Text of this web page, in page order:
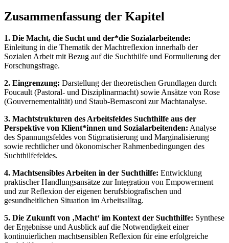
Zusammenfassung der Kapitel
1. Die Macht, die Sucht und der*die Sozialarbeitende:
Einleitung in die Thematik der Machtreflexion innerhalb der
Sozialen Arbeit mit Bezug auf die Suchthilfe und Formulierung der
Forschungsfrage.
2. Eingrenzung: Darstellung der theoretischen Grundlagen durch
Foucault (Pastoral- und Disziplinarmacht) sowie Ansätze von Rose
(Gouvernementalität) und Staub-Bernasconi zur Machtanalyse.
3. Machtstrukturen des Arbeitsfeldes Suchthilfe aus der
Perspektive von Klient*innen und Sozialarbeitenden: Analyse
des Spannungsfeldes von Stigmatisierung und Marginalisierung
sowie rechtlicher und ökonomischer Rahmenbedingungen des
Suchthilfefeldes.
4. Machtsensibles Arbeiten in der Suchthilfe: Entwicklung
praktischer Handlungsansätze zur Integration von Empowerment
und zur Reflexion der eigenen berufsbiografischen und
gesundheitlichen Situation im Arbeitsalltag.
5. Die Zukunft von ‚Macht‘ im Kontext der Suchthilfe: Synthese
der Ergebnisse und Ausblick auf die Notwendigkeit einer
kontinuierlichen machtsensiblen Reflexion für eine erfolgreiche